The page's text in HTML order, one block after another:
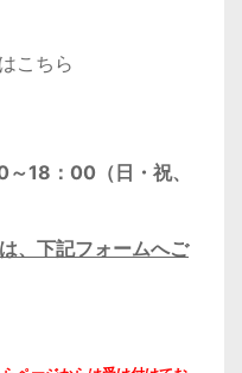
こちら
18：00（日・祝、
、下記フォームへご